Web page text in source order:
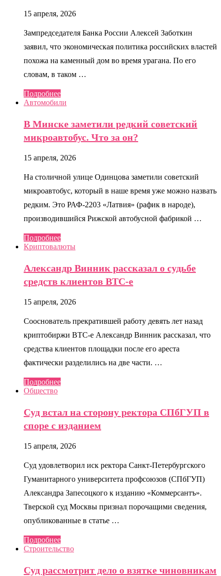
15 апреля, 2026
Зампредседателя Банка России Алексей Заботкин
заявил, что экономическая политика российских властей
похожа на каменный дом во время урагана. По его
словам, в таком …
Подробнее
Автомобили
В Минске заметили редкий советский
микроавтобус. Что за он?
15 апреля, 2026
На столичной улице Одинцова заметили советский
микроавтобус, который в наше время уже можно назвать
редким. Это РАФ-2203 «Латвия» (рафик в народе),
производившийся Рижской автобусной фабрикой …
Подробнее
Криптовалюты
Александр Винник рассказал о судьбе
средств клиентов BTC-e
15 апреля, 2026
Сооснователь прекратившей работу девять лет назад
криптобиржи BTC-e Александр Винник рассказал, что
средства клиентов площадки после его ареста
фактически разделились на две части. …
Подробнее
Общество
Суд встал на сторону ректора СПбГУП в
споре с изданием
15 апреля, 2026
Суд удовлетворил иск ректора Санкт-Петербургского
Гуманитарного университета профсоюзов (СПбГУП)
Александра Запесоцкого к изданию «Коммерсантъ».
Тверской суд Москвы признал порочащими сведения,
опубликованные в статье …
Подробнее
Строительство
Суд рассмотрит дело о взятке чиновникам